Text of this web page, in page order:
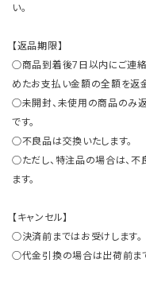
い。
【返品期限】
○商品到着後7日以内にご連絡
めたお支払い金額の全額を返
○未開封、未使用の商品のみ返
です。
○不良品は交換いたします。
○ただし、特注品の場合は、
ます。
【キャンセル】
○決済前まではお受けします。
○代金引換の場合は出荷前ま